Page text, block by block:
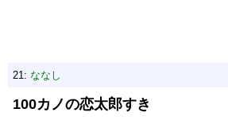
21: ななし
100カノの恋太郎すき